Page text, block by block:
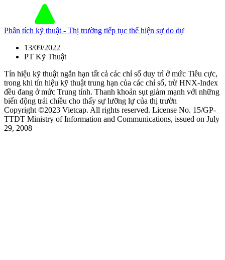
Phân tích kỹ thuật - Thị trường tiếp tục thể hiện sự do dự
13/09/2022
PT Kỹ Thuật
Tín hiệu kỹ thuật ngắn hạn tất cả các chỉ số duy trì ở mức Tiêu cực,
trong khi tín hiệu kỹ thuật trung hạn của các chỉ số, trừ HNX-Index
đều đang ở mức Trung tính. Thanh khoản sụt giảm mạnh với những
biến động trái chiều cho thấy sự lưỡng lự của thị trườn
Copyright ©2023 Vietcap. All rights reserved. License No. 15/GP-
TTDT Ministry of Information and Communications, issued on July
29, 2008